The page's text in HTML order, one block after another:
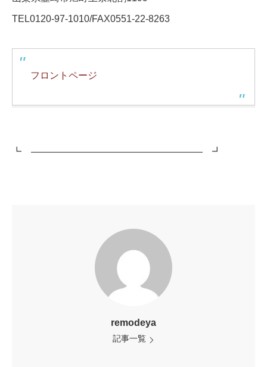
TEL0120-97-1010/FAX0551-22-8263
フロントページ
┗ ―――――――――――――――――― ┛
remodeya
記事一覧